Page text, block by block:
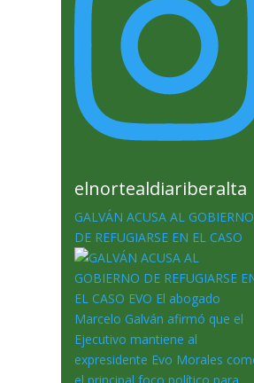
elnortealdiariberalta
GALVÁN ACUSA AL GOBIERNO
DE REFUGIARSE EN EL CASO